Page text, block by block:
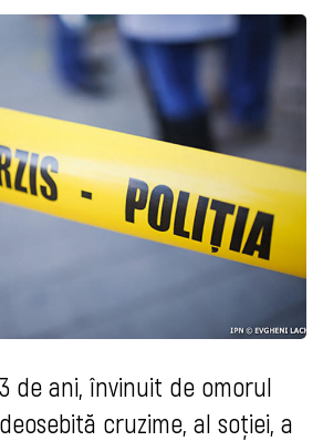
de ani, învinuit de omorul
cruzime, al soției, a